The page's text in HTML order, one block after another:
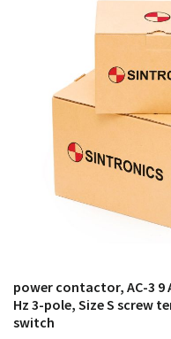
módulos antiguos a un
de módulos
power contactor, AC-3 9
Hz 3-pole, Size S screw
switch